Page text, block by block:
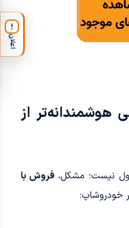
هوشمندانه‌تر از
نیست؛ مشکل،فروش با
خودروشاپ:
!
اعلان